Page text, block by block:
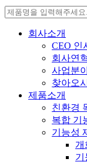
회사소개
CEO 인
회사연
사업분
찾아오
제품소개
친환경
복합 기
기능성
개
기